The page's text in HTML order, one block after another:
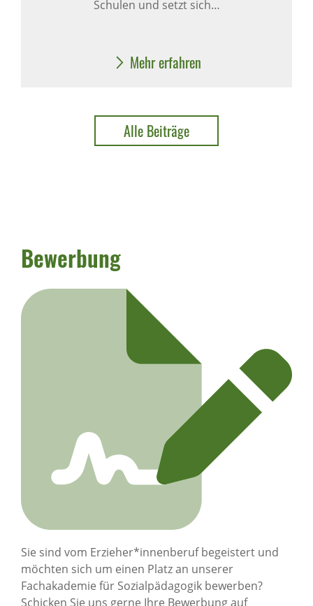
Schulen und setzt sich…
Mehr erfahren
Alle Beiträge
Bewerbung
Sie sind vom Erzieher*innenberuf begeistert und
möchten sich um einen Platz an unserer
Fachakademie für Sozialpädagogik bewerben?
Schicken Sie uns gerne Ihre Bewerbung auf